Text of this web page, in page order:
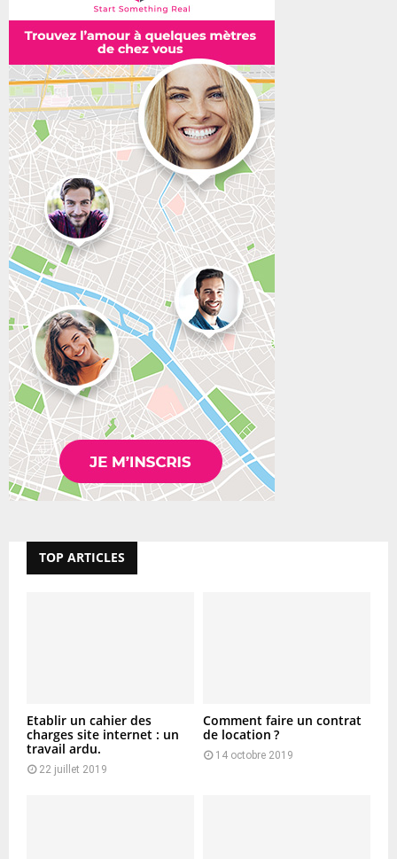
TOP ARTICLES
Etablir un cahier des
charges site internet : un
travail ardu.
22 juillet 2019
Comment faire un contrat
de location ?
14 octobre 2019